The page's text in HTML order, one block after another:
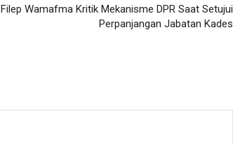
Filep Wamafma Kritik Mekanisme DPR Saat Setujui
Perpanjangan Jabatan Kades